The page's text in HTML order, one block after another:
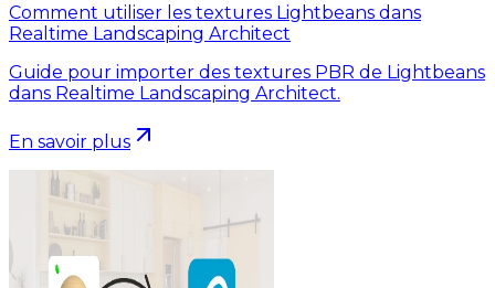
Comment utiliser les textures Lightbeans dans
Realtime Landscaping Architect
Guide pour importer des textures PBR de Lightbeans
dans Realtime Landscaping Architect.
En savoir plus